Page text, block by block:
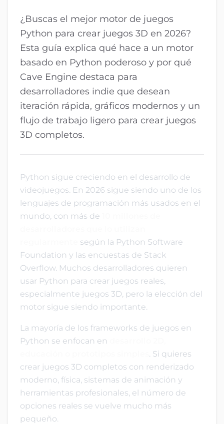
¿Buscas el mejor motor de juegos
Python para crear juegos 3D en 2026?
Esta guía explica qué hace a un motor
basado en Python poderoso y por qué
Cave Engine destaca para
desarrolladores indie que desean
iteración rápida, gráficos modernos y un
flujo de trabajo ligero para crear juegos
3D completos.
Python sigue creciendo en el desarrollo de
videojuegos. En 2026 sigue siendo uno de los
lenguajes de programación más usados en el
mundo, con más de
según la Python Software
Foundation y las encuestas de Stack
Overflow. Muchos desarrolladores quieren
usar Python para crear juegos reales,
especialmente juegos 3D, pero la elección del
motor sigue siendo importante.
La mayoría de los frameworks de juegos en
Python se enfocan en
. Si quieres
crear juegos 3D completos con renderizado
moderno, física, sistemas de animación y
herramientas profesionales, el número de
opciones reales se vuelve mucho más
pequeño.